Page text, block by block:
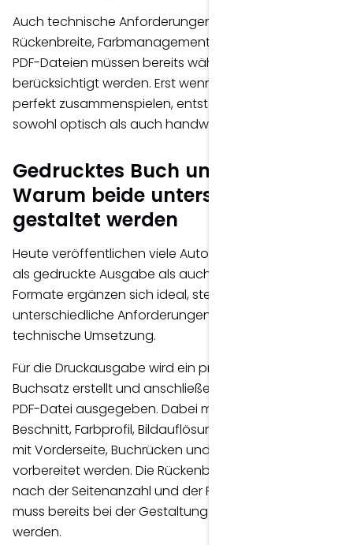
Auch technische Anforderungen wie Beschnitt,
Rückenbreite, Farbmanagement oder druckfähige
PDF-Dateien müssen bereits während der Gestaltung
berücksichtigt werden. Erst wenn Design und Technik
perfekt zusammenspielen, entsteht ein Buch, das
sowohl optisch als auch handwerklich überzeugt.
Gedrucktes Buch und E-Book –
Warum beide unterschiedlich
gestaltet werden
Heute veröffentlichen viele Autoren ihr Buch sowohl
als gedruckte Ausgabe als auch als E-Book. Beide
Formate ergänzen sich ideal, stellen jedoch
unterschiedliche Anforderungen an Gestaltung und
technische Umsetzung.
Für die Druckausgabe wird ein professioneller
Buchsatz erstellt und anschließend als druckfertige
PDF-Datei ausgegeben. Dabei müssen Seitenformat,
Beschnitt, Farbprofil, Bildauflösung sowie das Cover
mit Vorderseite, Buchrücken und Rückseite exakt
vorbereitet werden. Die Rückenbreite richtet sich
nach der Seitenanzahl und der Papierstärke und
muss bereits bei der Gestaltung berücksichtigt
werden.